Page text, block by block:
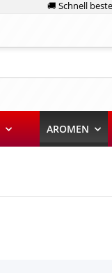
🚚 Schnell
AROMEN